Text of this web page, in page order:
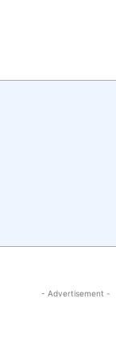
- Advertisement -